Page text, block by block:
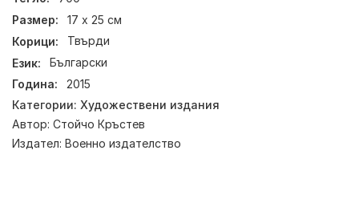
Размер:
17 х 25 см
Корици:
Твърди
Език:
Български
Година:
2015
Категории: Художествени издания
Автор: Стойчо Кръстев
Издател: Военно издателство